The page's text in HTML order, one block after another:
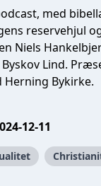
med
reservehjul
Niels
Byskov Lind.
Herning Bykirke.
12-11